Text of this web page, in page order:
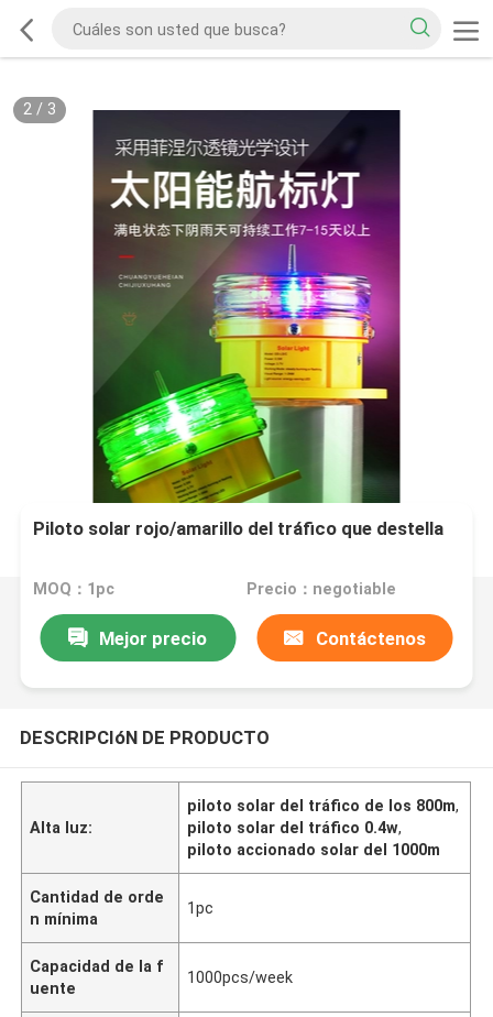
2/ 3
Piloto solar rojo/amarillo del tráfico que destella
MOQ：1pc Precio：negotiable
Mejor precio Contáctenos
DESCRIPCIóN DE PRODUCTO
Alta luz:
piloto solar del tráfico de los 800m,
piloto solar del tráfico 0.4w,
piloto accionado solar del 1000m
Cantidad de orde
n mínima
1pc
Capacidad de la f
uente
1000pcs/week